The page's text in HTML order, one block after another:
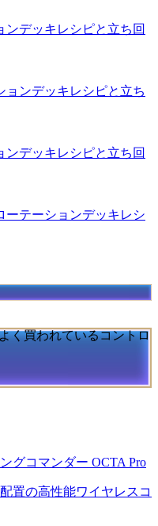
ンデッキレシピと立ち回
ョンデッキレシピと立ち
デッキレシピと立ち回
ーテーションデッキレシ
く買われているコントロ
グコマンダー OCTA Pro
置の高性能ワイヤレスコ